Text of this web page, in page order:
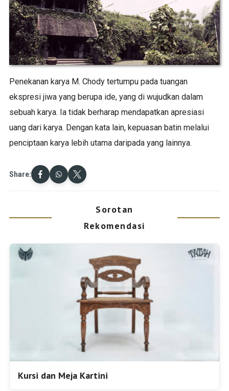
Penekanan karya M. Chody tertumpu pada tuangan
ekspresi jiwa yang berupa ide, yang di wujudkan dalam
sebuah karya. Ia tidak berharap mendapatkan apresiasi
uang dari karya. Dengan kata lain, kepuasan batin melalui
penciptaan karya lebih utama daripada yang lainnya.
Share:
Sorotan
Rekomendasi
Kursi dan Meja Kartini